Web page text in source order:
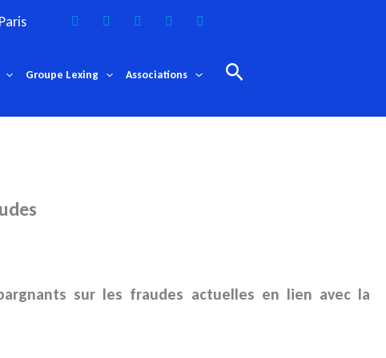
Groupe Lexing Associations Rechercher
sur les fraudes actuelles en lien avec la